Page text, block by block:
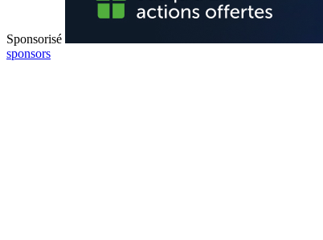
Sponsorisé
sponsors